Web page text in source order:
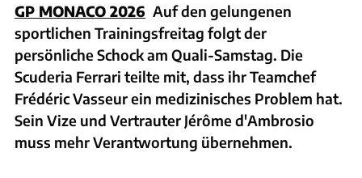
GP MONACO 2026 Auf den gelungenen
sportlichen Trainingsfreitag folgt der
persönliche Schock am Quali-Samstag. Die
Scuderia Ferrari teilte mit, dass ihr Teamchef
Frédéric Vasseur ein medizinisches Problem hat.
Sein Vize und Vertrauter Jérôme d'Ambrosio
muss mehr Verantwortung übernehmen.